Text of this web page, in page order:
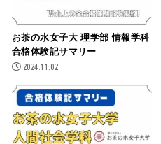
お茶の水女子大 理学部 情報学科
合格体験記サマリー
2024.11.02